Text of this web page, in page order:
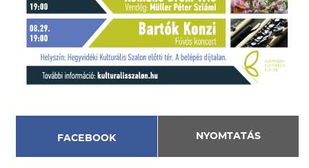
FACEBOOK NYOMTATÁS